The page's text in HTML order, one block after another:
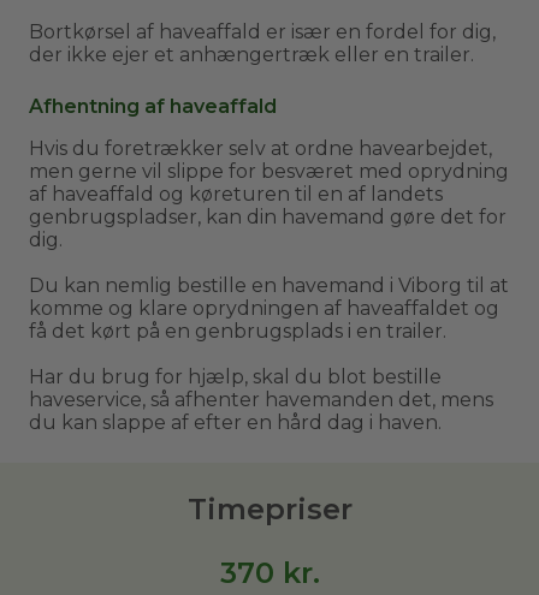
Bortkørsel af haveaffald er især en fordel for dig,
der ikke ejer et anhængertræk eller en trailer.
Afhentning af haveaffald
Hvis du foretrækker selv at ordne havearbejdet,
men gerne vil slippe for besværet med oprydning
af haveaffald og køreturen til en af landets
genbrugspladser, kan din havemand gøre det for
dig.
Du kan nemlig bestille en havemand i Viborg til at
komme og klare oprydningen af haveaffaldet og
få det kørt på en genbrugsplads i en trailer.
Har du brug for hjælp, skal du blot bestille
haveservice, så afhenter havemanden det, mens
du kan slappe af efter en hård dag i haven.
Timepriser
370 kr.